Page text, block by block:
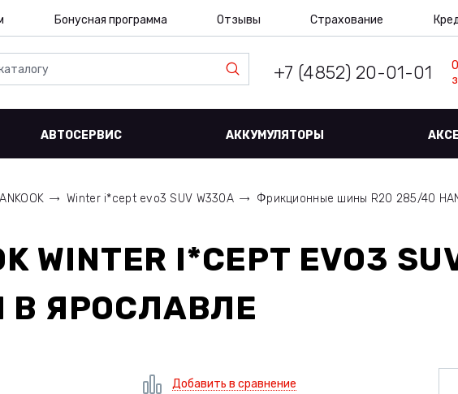
Бонусная программа Отзывы Страхование
+7 (4852) 20-01-01
АВТОСЕРВИС АККУМУЛЯТОРЫ
Winter i*cept evo3 SUV W330A Фрикционные шины R20 285/40
WINTER I*CEPT EVO3
В ЯРОСЛАВЛЕ
Добавить в сравнение